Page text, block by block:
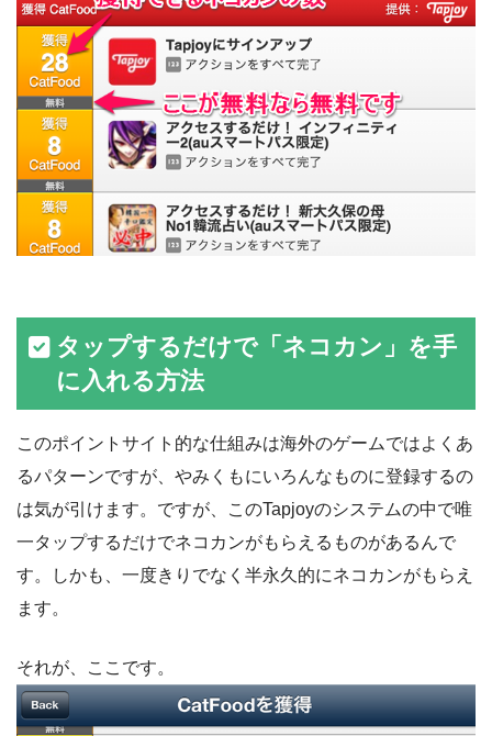
タップするだけで「ネコカン」を手
に入れる方法
このポイントサイト的な仕組みは海外のゲームではよくあ
るパターンですが、やみくもにいろんなものに登録するの
は気が引けます。ですが、このTapjoyのシステムの中で唯
一タップするだけでネコカンがもらえるものがあるんで
す。しかも、一度きりでなく半永久的にネコカンがもらえ
ます。
それが、ここです。